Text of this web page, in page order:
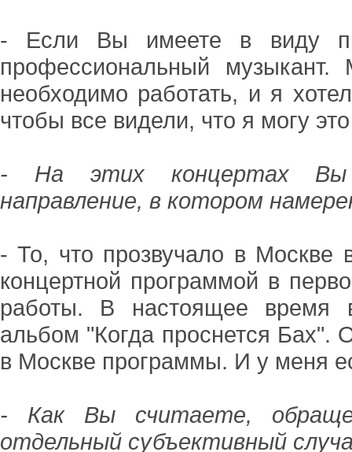
- Если Вы имеете в виду
профессиональный
необходимо работать, и я
чтобы все видели, что я могу
- На этих концертах Вы
направление, в котором
- То, что прозвучало в Москве
концертной программой в
работы. В настоящее время
альбом "Когда проснется Бах".
в Москве программы. И у меня
- Как Вы считаете,
отдельный субъективный